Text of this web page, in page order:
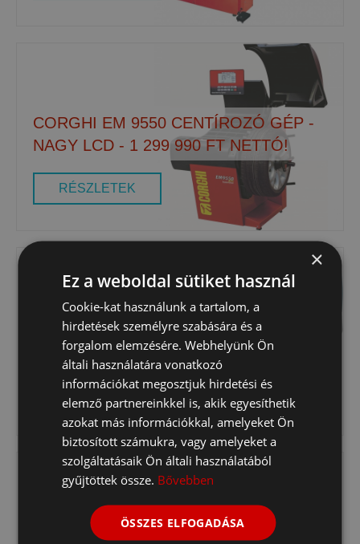
CORGHI EM 9550 CENTÍROZÓ GÉP -
NAGY LCD - 1 299 990 FT NETTÓ!
RÉSZLETEK
CORGHI EM 9350 CENTÍROZÓ GÉP - 1
099 990 FT NETTÓ!
RÉSZLETEK
CORGHI EM 9280 CENTÍROZÓ GÉP -
×
Ez a weboldal sütiket használ
Cookie-kat használunk a tartalom, a
hirdetések személyre szabására és a
forgalom elemzésére. Webhelyünk Ön
általi használatára vonatkozó
információkat megosztjuk hirdetési és
elemző partnereinkkel is, akik egyesíthetik
azokat más információkkal, amelyeket Ön
biztosított számukra, vagy amelyeket a
szolgáltatásaik Ön általi használatából
gyűjtöttek össze. Bővebben
ÖSSZES ELFOGADÁSA